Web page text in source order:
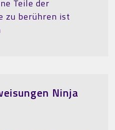
Teile der
zu berühren ist
Ninja